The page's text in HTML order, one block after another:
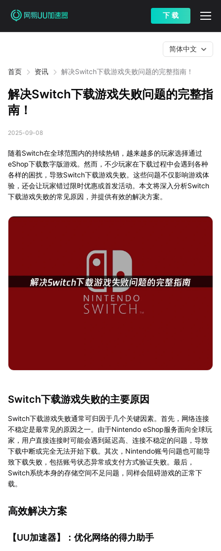
下 载
首页 资讯 解决Switch下载游戏失败问题的完整指南！
简体中文
解决Switch下载游戏失败问题的完整指
南！
2025-09-08
随着Switch在全球范围内的持续热销，越来越多的玩家选择通过
eShop下载数字版游戏。然而，不少玩家在下载过程中会遇到各种
各样的困扰，导致Switch下载游戏失败。这些问题不仅影响游戏体
验，还会让玩家错过限时优惠或首发活动。本文将深入分析Switch
下载游戏失败的常见原因，并提供有效的解决方案。
Switch下载游戏失败的主要原因
Switch下载游戏失败通常可归因于几个关键因素。首先，网络连接
不稳定是最常见的原因之一。由于Nintendo eShop服务面向全球玩
家，用户直接连接时可能会遇到延迟高、连接不稳定的问题，导致
下载中断或完全无法开始下载。其次，Nintendo账号问题也可能导
致下载失败，包括账号状态异常或支付方式验证失败。最后，
Switch系统本身的存储空间不足问题，同样会阻碍游戏的正常下
载。
高效解决方案
【UU加速器】：优化网络的得力助手